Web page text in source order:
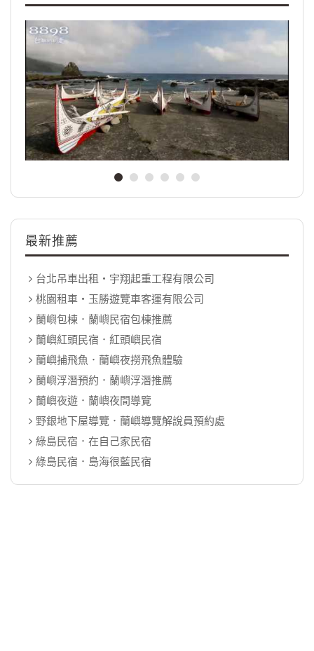
最新推薦
台北吊車出租‧宇翔起重工程有限公司
桃園租車‧玉勝遊覽車客運有限公司
蘭嶼包棟．蘭嶼民宿包棟推薦
蘭嶼紅頭民宿．紅頭嶼民宿
蘭嶼捕飛魚．蘭嶼夜撈飛魚體驗
蘭嶼浮潛預約．蘭嶼浮潛推薦
蘭嶼夜遊．蘭嶼夜間導覽
野銀地下屋導覽．蘭嶼導覽解說員預約處
綠島民宿．在自己家民宿
綠島民宿．島海很藍民宿